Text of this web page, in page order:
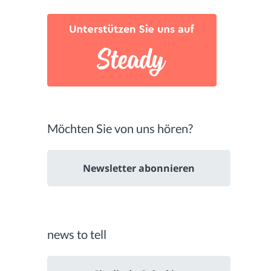
Möchten Sie von uns hören?
Newsletter abonnieren
news to tell